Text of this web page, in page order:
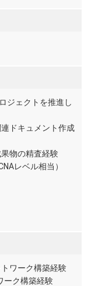
ジェクトを推進し
ドキュメント作成
物の精査経験
レベル相当）
ワーク構築経験
ーク構築経験